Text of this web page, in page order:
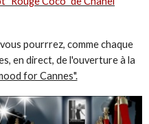
pourrrez, comme chaque
en direct, de l'ouverture à la
for Cannes".